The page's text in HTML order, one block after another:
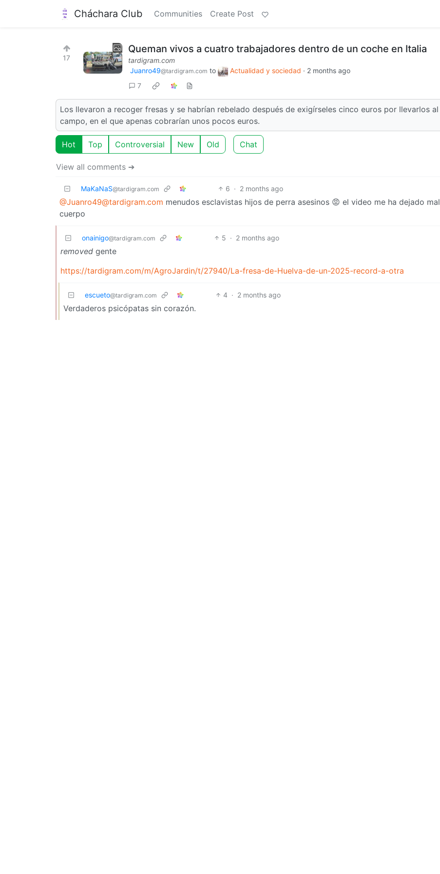
Cháchara Club Communities Create Post
17
Queman vivos a cuatro trabajadores dentro de un coche en Italia
tardigram.com
Juanro49@tardigram.com to Actualidad y sociedad · 2 months ago
7
Los llevaron a recoger fresas y se habrían rebelado después de exigírseles cinco euros por llevarlos al
campo, en el que apenas cobrarían unos pocos euros.
Hot Top Controversial New Old Chat
View all comments ➔
MaKaNaS@tardigram.com 6 · 2 months ago
@Juanro49@tardigram.com menudos esclavistas hijos de perra asesinos 😡 el video me ha dejado mal
cuerpo
onainigo@tardigram.com 5 · 2 months ago
removed gente
https://tardigram.com/m/AgroJardin/t/27940/La-fresa-de-Huelva-de-un-2025-record-a-otra
escueto@tardigram.com 4 · 2 months ago
Verdaderos psicópatas sin corazón.